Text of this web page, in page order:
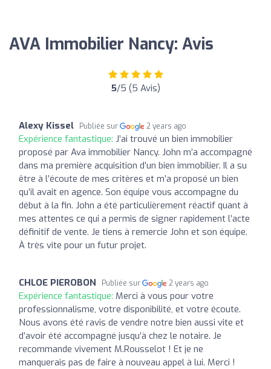
AVA Immobilier Nancy: Avis
5/5 (5 Avis)
Alexy Kissel Publiée sur 2 years ago
Expérience fantastique: J’ai trouvé un bien immobilier
proposé par Ava immobilier Nancy. John m’a accompagné
dans ma première acquisition d’un bien immobilier. Il a su
être à l’écoute de mes critères et m’a proposé un bien
qu’il avait en agence. Son équipe vous accompagne du
début à la fin. John a été particulièrement réactif quant à
mes attentes ce qui a permis de signer rapidement l’acte
définitif de vente. Je tiens à remercie John et son équipe.
À très vite pour un futur projet.
CHLOE PIEROBON Publiée sur 2 years ago
Expérience fantastique: Merci à vous pour votre
professionnalisme, votre disponibilité, et votre écoute.
Nous avons été ravis de vendre notre bien aussi vite et
d’avoir été accompagné jusqu’à chez le notaire. Je
recommande vivement M.Rousselot ! Et je ne
manquerais pas de faire à nouveau appel à lui. Merci !